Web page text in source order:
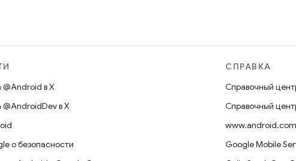
в X
в X
о безопасности
СПРАВКА
Справочный
Справочный
www.android.com
Google Mobile